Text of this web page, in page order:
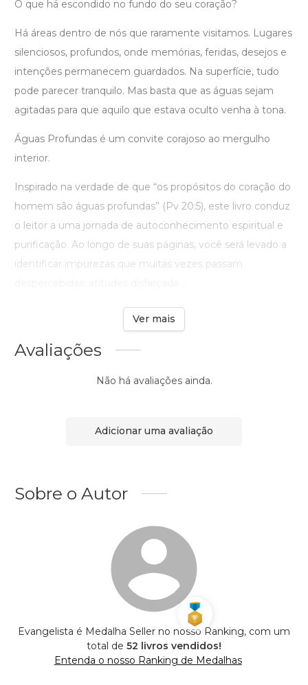
O que há escondido no fundo do seu coração?
Há áreas dentro de nós que raramente visitamos. Lugares
silenciosos, profundos, onde memórias, feridas, desejos e
intenções permanecem guardados. Na superfície, tudo
pode parecer tranquilo. Mas basta que as águas sejam
agitadas para que aquilo que estava oculto venha à tona.
Águas Profundas é um convite corajoso ao mergulho
interior.
Inspirado na verdade de que “os propósitos do coração do
homem são águas profundas” (Pv 20:5), este livro conduz
o leitor a uma jornada de autoconhecimento espiritual e
purificação. Ao longo de suas páginas, você será levado a
identificar impurezas que muitas vezes passam
Ver mais
Avaliações
Não há avaliações ainda.
Adicionar uma avaliação
Sobre o Autor
Evangelista é Medalha Seller no nosso Ranking, com um
total de 52 livros vendidos!
Entenda o nosso Ranking de Medalhas